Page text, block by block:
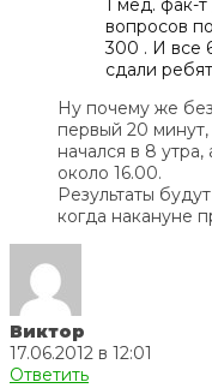
1 мед. фак-т
вопросов
300 . И все
сдали
Ну почему же
первый 20
начался в 8
около 16.00.
Результаты
когда накануне
Виктор
17.06.2012 в 12:01
Ответить